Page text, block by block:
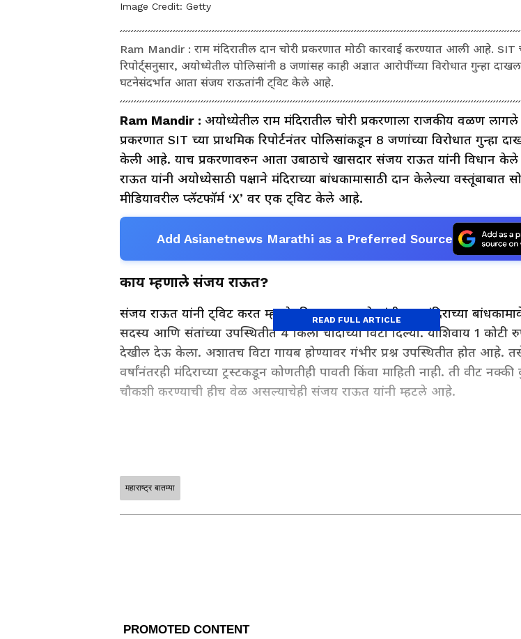
Image Credit: Getty
Ram Mandir : राम मंदिरातील दान चोरी प्रकरणात मोठी कारवाई करण्यात आली आहे. SIT
रिपोर्ट्सनुसार, अयोध्येतील पोलिसांनी 8 जणांसह काही अज्ञात आरोपींच्या विरोधात गुन्हा
घटनेसंदर्भात आता संजय राऊतांनी ट्विट केले आहे.
Ram Mandir : अयोध्येतील राम मंदिरातील चोरी प्रकरणाला राजकीय वळण
प्रकरणात SIT च्या प्राथमिक रिपोर्टनंतर पोलिसांकडून 8 जणांच्या विरोधात गुन्हा
केली आहे. याच प्रकरणावरुन आता उबाठाचे खासदार संजय राऊत यांनी विधान
राऊत यांनी अयोध्येसाठी पक्षाने मंदिराच्या बांधकामासाठी दान केलेल्या वस्तूंबाबात
मीडियावरील प्लॅटफॉर्म ‘X’ वर एक ट्विट केले आहे.
Add Asianetnews Marathi as a Preferred Source
काय म्हणाले संजय राऊत?
संजय राऊत यांनी ट्विट करत म्हटले की, उद्धव ठाकरे यांनी राम मंदिराच्या
सदस्य आणि संतांच्या उपस्थितीत 4 किलो चांदीच्या विटा दिल्या. याशिवाय 1 कोटी
देखील देऊ केला. अशातच विटा गायब होण्यावर गंभीर प्रश्न उपस्थितीत होत आहे.
वर्षांनंतरही मंदिराच्या ट्रस्टकडून कोणतीही पावती किंवा माहिती नाही. ती वीट
चौकशी करण्याची हीच वेळ असल्याचेही संजय राऊत यांनी म्हटले आहे.
Related Articles
READ FULL ARTICLE
ABOUT THE AUTHOR
Chanda Mandavkar
महाराष्ट्र बातम्या